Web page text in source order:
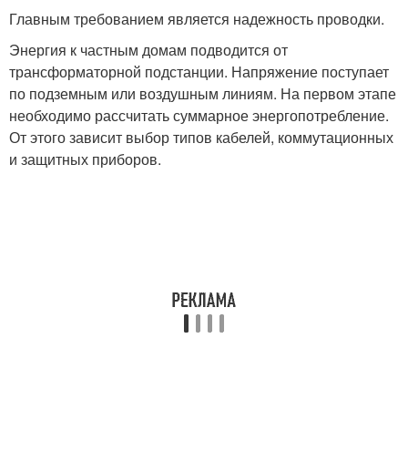
Главным требованием является надежность проводки.
Энергия к частным домам подводится от
трансформаторной подстанции. Напряжение поступает
по подземным или воздушным линиям. На первом этапе
необходимо рассчитать суммарное энергопотребление.
От этого зависит выбор типов кабелей, коммутационных
и защитных приборов.